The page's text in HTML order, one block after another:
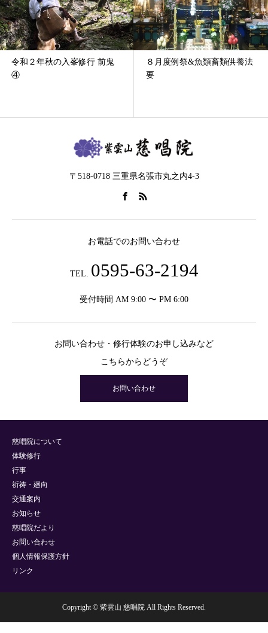
峯修行 前鬼
８月度例祭&魚類畜類供養法
令和５年４
〒518-0718 三重県名張市丸之内4-3
お電話でのお問い合わせ
TEL. 0595-63-2194
受付時間 AM 9:00 〜 PM 6:00
お問い合わせ・修行体験のお申し込みなど
こちらからどうぞ
お問い合わせ
慈唱院について
体験修行
行事
祈祷・廻向
交通案内
お知らせ
慈唱院だより
お問い合わせ
個人情報保護方針
リンク
Copyright © 紫雲山 慈唱院 All Rights Reserved.